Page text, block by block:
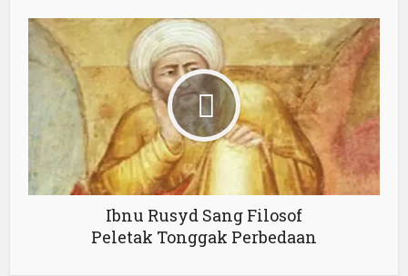
Ibnu Rusyd Sang Filosof
Peletak Tonggak Perbedaan